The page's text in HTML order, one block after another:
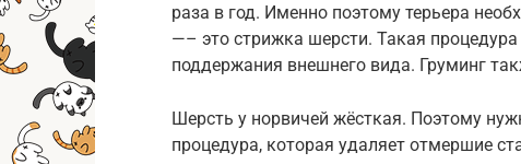
раза в год. Именно поэтому терьера
—– это стрижка шерсти. Такая
поддержания внешнего вида. Груминг
Шерсть у норвичей жёсткая. Поэтому
процедура, которая удаляет отмершие